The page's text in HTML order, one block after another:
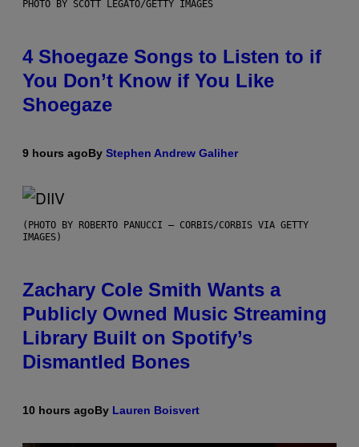
PHOTO BY SCOTT LEGATO/GETTY IMAGES
4 Shoegaze Songs to Listen to if
You Don’t Know if You Like
Shoegaze
9 hours agoBy Stephen Andrew Galiher
(PHOTO BY ROBERTO PANUCCI – CORBIS/CORBIS VIA GETTY
IMAGES)
Zachary Cole Smith Wants a
Publicly Owned Music Streaming
Library Built on Spotify’s
Dismantled Bones
10 hours agoBy Lauren Boisvert